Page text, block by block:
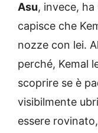
Asu, invece,
capisce che
nozze con lei.
perché, Kemal
scoprire se è
visibilmente
essere